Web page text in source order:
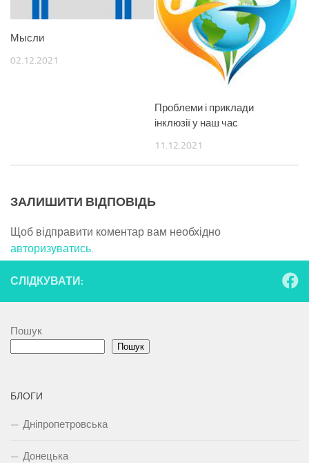
Мысли
02.12.2021
Проблеми і приклади
інклюзії у наш час
11.12.2021
ЗАЛИШИТИ ВІДПОВІДЬ
Щоб відправити коментар вам необхідно
авторизуватись
СЛІДКУВАТИ:
Пошук
Пошук
БЛОГИ
Дніпропетровська
Донецька